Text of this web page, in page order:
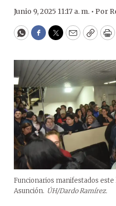
Junio 9, 2025 11:17 a. m. • Por
WhatsApp
Facebook
Twitter
EmailCopy
Funcionarios manifestados
Asunción. ÚH/Dardo Ramírez.